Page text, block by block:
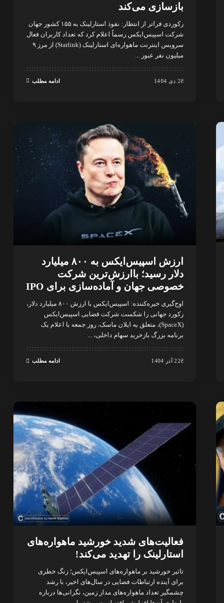
بازسازی می‌کند
رکوردی فراتر از انتظار: نفوذ استارلینک به ۱۵۵ کشور جهان
شرکت اسپیس‌ایکس رسماً اعلام کرد که تعداد کاربران فعال
سرویس اینترنت ماهواره‌ای استارلینک (Starlink) از مرز ۹
میلیون نفر عبور
2 دی 1404 ادامه مطلب
ارزش اسپیس‌ایکس به ۸۰۰ میلیارد
دلار رسید؛ باارزش‌ترین شرکت
خصوصی جهان و آماده‌سازی برای IPO
اوج‌گیری خیره‌کننده: اسپیس‌ایکس با ارزش ۸۰۰ میلیارد دلار،
رکورد جهانی را شکست شرکت فضایی اسپیس‌ایکس
(SpaceX)، متعلق به ایلان ماسک، روز جمعه با اعلام یک
برنامه بزرگ بازخرید سهام داخلی، ...
22 آذر 1404 ادامه مطلب
فعالیت‌های شدید خورشید ماهواره‌های
استارلینک را تهدید می‌کند!
تاثیر خورشید بر ماهواره‌های اسپیس‌ایکس؛ زنگ خطری
برای آینده ارتباطات فضایی در سال‌های اخیر، با رشد
چشمگیر تعداد ماهواره‌های مدار زمین، نگرانی‌ها درباره